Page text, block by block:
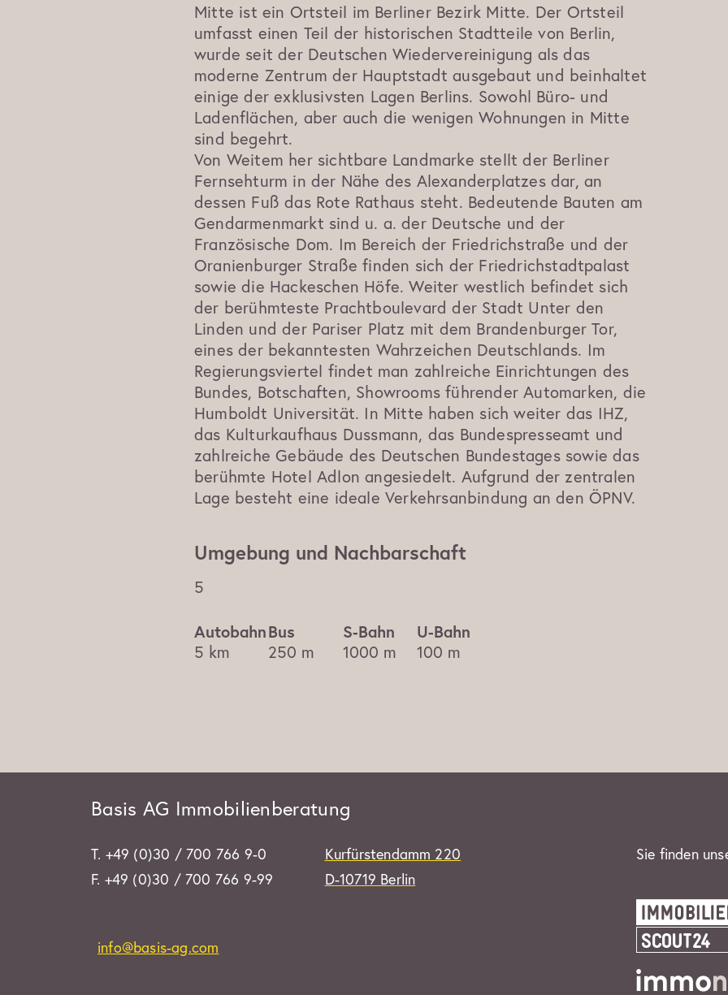
Mitte ist ein Ortsteil im Berliner Bezirk Mitte. Der Ortsteil
umfasst einen Teil der historischen Stadtteile von Berlin,
wurde seit der Deutschen Wiedervereinigung als das
moderne Zentrum der Hauptstadt ausgebaut und beinhaltet
einige der exklusivsten Lagen Berlins. Sowohl Büro- und
Ladenflächen, aber auch die wenigen Wohnungen in Mitte
sind begehrt.
Von Weitem her sichtbare Landmarke stellt der Berliner
Fernsehturm in der Nähe des Alexanderplatzes dar, an
dessen Fuß das Rote Rathaus steht. Bedeutende Bauten am
Gendarmenmarkt sind u. a. der Deutsche und der
Französische Dom. Im Bereich der Friedrichstraße und der
Oranienburger Straße finden sich der Friedrichstadtpalast
sowie die Hackeschen Höfe. Weiter westlich befindet sich
der berühmteste Prachtboulevard der Stadt Unter den
Linden und der Pariser Platz mit dem Brandenburger Tor,
eines der bekanntesten Wahrzeichen Deutschlands. Im
Regierungsviertel findet man zahlreiche Einrichtungen des
Bundes, Botschaften, Showrooms führender Automarken, die
Humboldt Universität. In Mitte haben sich weiter das IHZ,
das Kulturkaufhaus Dussmann, das Bundespresseamt und
zahlreiche Gebäude des Deutschen Bundestages sowie das
berühmte Hotel Adlon angesiedelt. Aufgrund der zentralen
Lage besteht eine ideale Verkehrsanbindung an den ÖPNV.
Umgebung und Nachbarschaft
5
5 km 250 m 1000 m 100 m
Basis AG Immobilienberatung
T. +49 (0)30 / 700 766 9-0
F. +49 (0)30 / 700 766 9-99
info@basis-ag.com
Kurfürstendamm 220
D-10719 Berlin
Sie finden